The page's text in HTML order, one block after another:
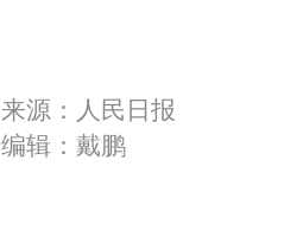
来源：人民日报
编辑：戴鹏